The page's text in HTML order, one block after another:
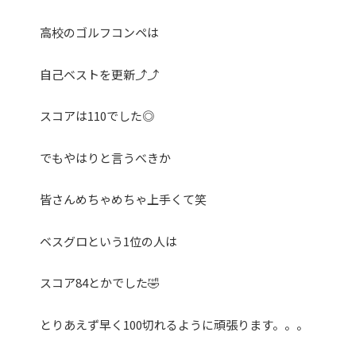
高校のゴルフコンペは
自己ベストを更新⤴︎⤴︎
スコアは110でした◎
でもやはりと言うべきか
皆さんめちゃめちゃ上手くて笑
ベスグロという1位の人は
スコア84とかでした🤣
とりあえず早く100切れるように頑張ります。。。